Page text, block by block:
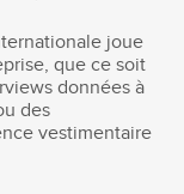
joue
que ce soit
données à
des
vestimentaire